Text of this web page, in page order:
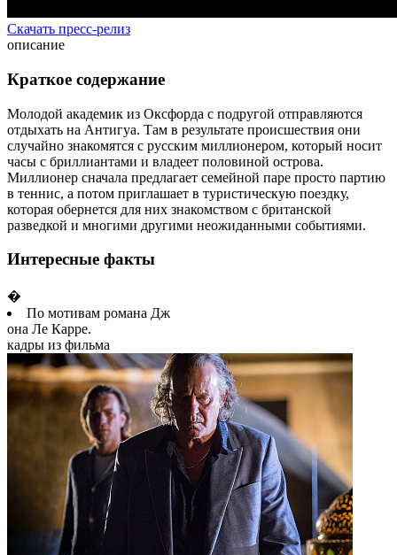
Скачать пресс-релиз
описание
Краткое содержание
Молодой академик из Оксфорда с подругой отправляются
отдыхать на Антигуа. Там в результате происшествия они
случайно знакомятся с русским миллионером, который носит
часы с бриллиантами и владеет половиной острова.
Миллионер сначала предлагает семейной паре просто партию
в теннис, а потом приглашает в туристическую поездку,
которая обернется для них знакомством с британской
разведкой и многими другими неожиданными событиями.
Интересные факты
�
По мотивам романа Дж
она Ле Карре.
кадры из фильма